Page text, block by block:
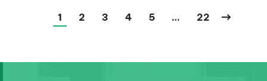
1 2 3 4 5 … 22